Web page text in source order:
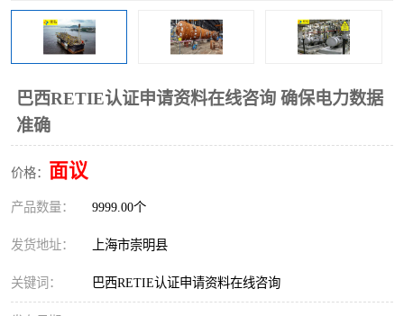
巴西RETIE认证申请资料在线咨询 确保电力数据
准确
价格： 面议
产品数量： 9999.00个
发货地址： 上海市崇明县
关键词： 巴西RETIE认证申请资料在线咨询